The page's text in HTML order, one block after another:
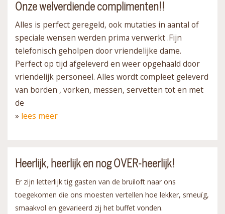
Onze welverdiende complimenten!!
Alles is perfect geregeld, ook mutaties in aantal of
speciale wensen werden prima verwerkt .Fijn
telefonisch geholpen door vriendelijke dame.
Perfect op tijd afgeleverd en weer opgehaald door
vriendelijk personeel. Alles wordt compleet geleverd
van borden , vorken, messen, servetten tot en met
de
» lees meer
Heerlijk, heerlijk en nog OVER-heerlijk!
Er zijn letterlijk tig gasten van de bruiloft naar ons
toegekomen die ons moesten vertellen hoe lekker, smeuïg,
smaakvol en gevarieerd zij het buffet vonden.